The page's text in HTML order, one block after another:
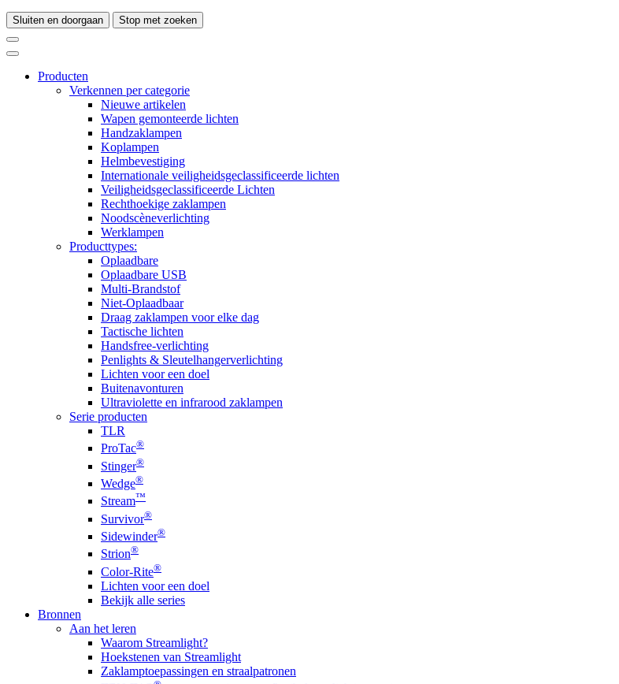
Sluiten en doorgaan Stop met zoeken
Producten
Verkennen per categorie
Nieuwe artikelen
Wapen gemonteerde lichten
Handzaklampen
Koplampen
Helmbevestiging
Internationale veiligheidsgeclassificeerde lichten
Veiligheidsgeclassificeerde Lichten
Rechthoekige zaklampen
Noodscèneverlichting
Werklampen
Producttypes:
Oplaadbare
Oplaadbare USB
Multi-Brandstof
Niet-Oplaadbaar
Draag zaklampen voor elke dag
Tactische lichten
Handsfree-verlichting
Penlights & Sleutelhangerverlichting
Lichten voor een doel
Buitenavonturen
Ultraviolette en infrarood zaklampen
Serie producten
TLR
ProTac®
Stinger®
Wedge®
Stream™
Survivor®
Sidewinder®
Strion®
Color-Rite®
Lichten voor een doel
Bekijk alle series
Bronnen
Aan het leren
Waarom Streamlight?
Hoekstenen van Streamlight
Zaklamptoepassingen en straalpatronen